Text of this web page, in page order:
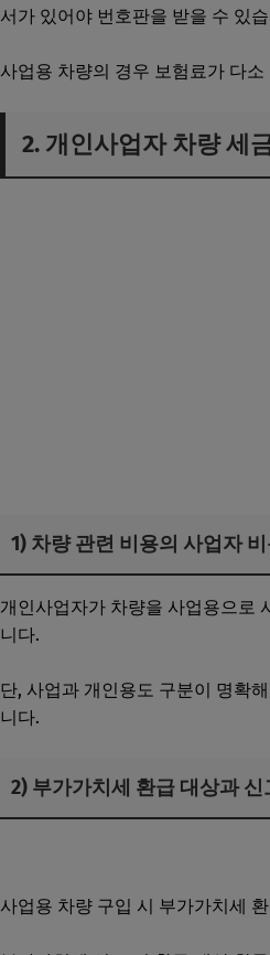
서가 있어야 번호판을 받을 수 있
사업용 차량의 경우 보험료가 다
2. 개인사업자 차량 세
1) 차량 관련 비용의 사업자
개인사업자가 차량을 사업용으로
니다.
단, 사업과 개인용도 구분이 명확
니다.
2) 부가가치세 환급 대상과 신
사업용 차량 구입 시 부가가치세